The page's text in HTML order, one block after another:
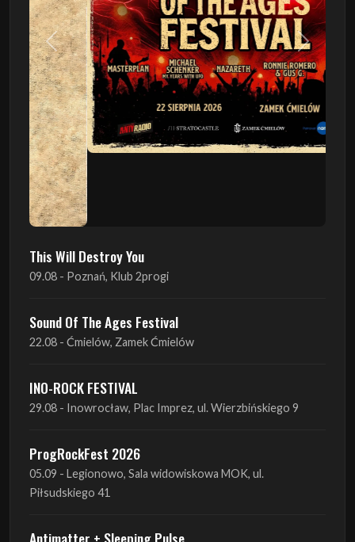
Poprzedni Następny
This Will Destroy You
09.08 - Poznań, Klub 2progi
Sound Of The Ages Festival
22.08 - Ćmielów, Zamek Ćmielów
INO-ROCK FESTIVAL
29.08 - Inowrocław, Plac Imprez, ul. Wierzbińskiego 9
ProgRockFest 2026
Antimatter + Sleeping Pulse
09.09 - Poznań, 2Progi
Amelia Tokarska - Celtic Tales Quartet